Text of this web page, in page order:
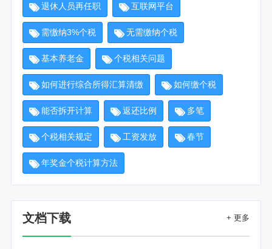
退休人员再任职 互联网平台
需缴纳3%个税 无需缴纳个税
基本养老金 个税相关问题
如何进行综合所得汇算清缴 如何缴个税
能否拆开计算 返还比例 多笔
个税相关规定 工资发放 春节
年奖金个税计算方法
文档下载 + 更多